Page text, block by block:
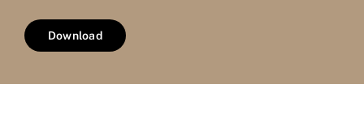
Download